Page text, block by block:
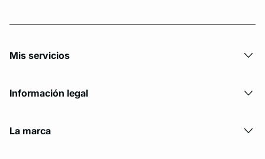
Mis servicios
Información legal
La marca